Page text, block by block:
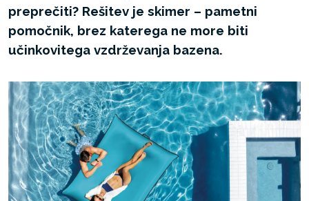
preprečiti? Rešitev je skimer – pametni
pomočnik, brez katerega ne more biti
učinkovitega vzdrževanja bazena.